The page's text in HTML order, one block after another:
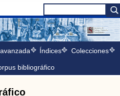
Índices Colecciones
bibliográfico